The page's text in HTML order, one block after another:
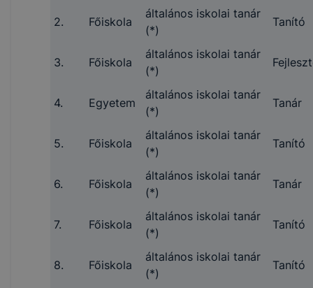
2. Főiskola
általános iskolai tanár
(*)
Tanító
3. Főiskola
általános iskolai tanár
(*)
4. Egyetem
általános iskolai tanár
(*)
Tanár
5. Főiskola
általános iskolai tanár
(*)
Tanító
6. Főiskola
általános iskolai tanár
(*)
Tanár
7. Főiskola
általános iskolai tanár
(*)
Tanító
8. Főiskola
általános iskolai tanár
(*)
Tanító